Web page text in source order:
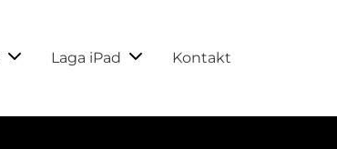
Laga iPad Kontakt